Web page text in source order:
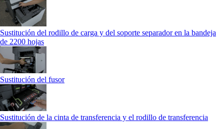
Sustitución del rodillo de carga y del soporte separador en la bandeja
de 2200 hojas
Sustitución del fusor
Sustitución de la cinta de transferencia y el rodillo de transferencia